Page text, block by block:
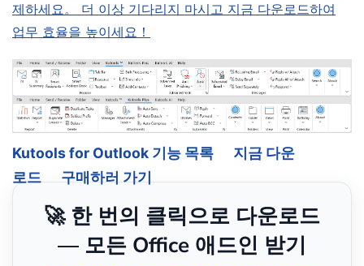
제하세요。 더 이상 기다리지 마시고 지금 다운로드하여
업무 효율을 높이세요！
Kutools for Outlook 기능 목록
지금 다운
로드
구매하러 가기
🚀 한 번의 클릭으로 다운로드
— 모든 Office 애드인 받기